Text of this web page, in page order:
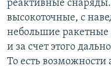
реактивные
высокоточные, с
небольшие ракетные
и за счет этого
То есть возможности